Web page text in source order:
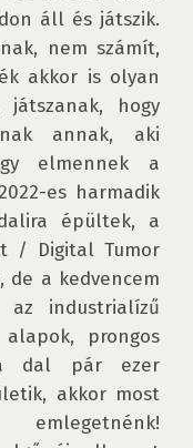
áll és játszik.
nem számít,
akkor is olyan
játszanak, hogy
annak, aki
elmennek a
es harmadik
épültek, a
/ Digital Tumor
de a kedvencem
az industrialízű
prongos
dal pár ezer
akkor most